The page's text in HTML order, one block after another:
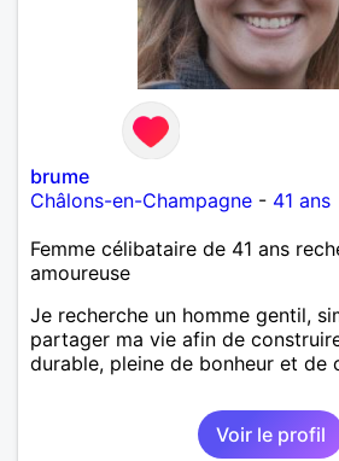
brume
Châlons-en-Champagne - 41 ans
Femme célibataire de 41 ans
amoureuse
Je recherche un homme gentil,
partager ma vie afin de
durable, pleine de bonheur et de
Voir le profil